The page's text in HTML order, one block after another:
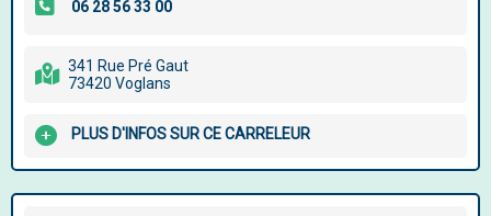
341 Rue Pré Gaut
73420 Voglans
PLUS D'INFOS SUR CE CARRELEUR